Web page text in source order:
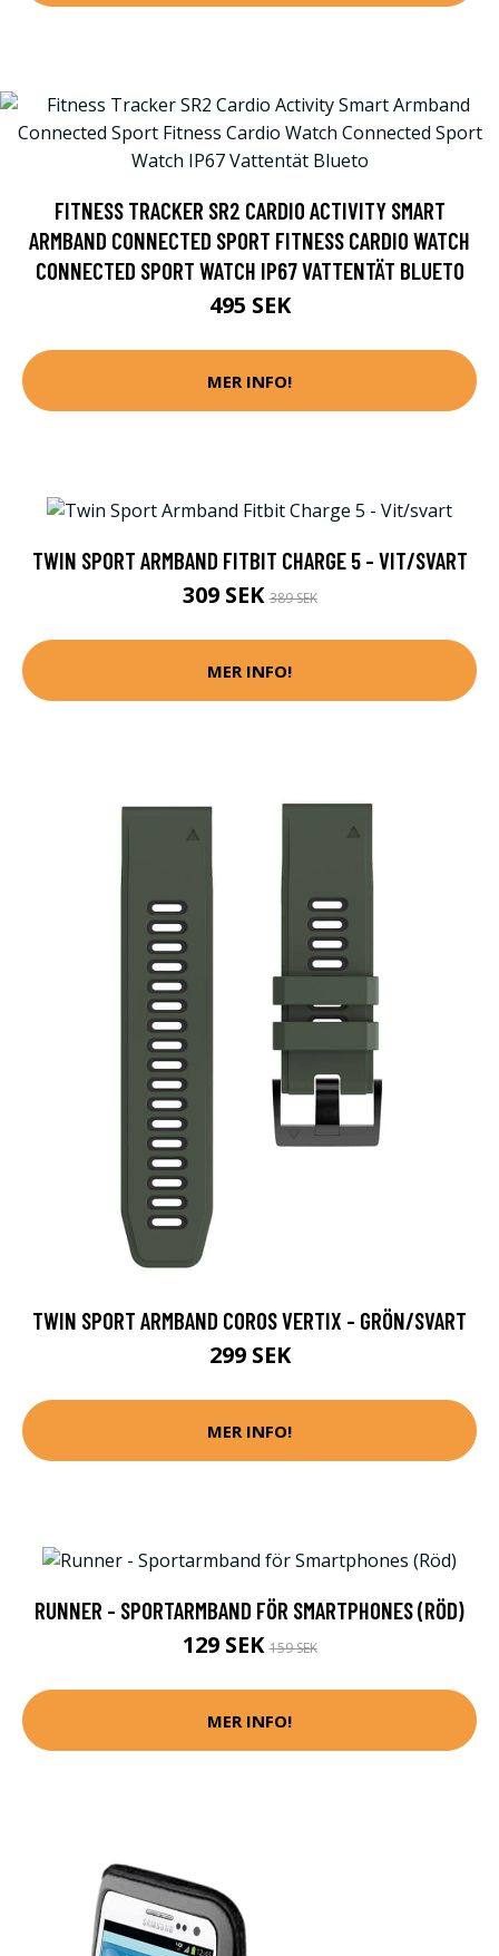
FITNESS TRACKER SR2 CARDIO ACTIVITY SMART
ARMBAND CONNECTED SPORT FITNESS CARDIO WATCH
CONNECTED SPORT WATCH IP67 VATTENTÄT BLUETO
495 SEK
MER INFO!
TWIN SPORT ARMBAND FITBIT CHARGE 5 - VIT/SVART
309 SEK389 SEK
MER INFO!
TWIN SPORT ARMBAND COROS VERTIX - GRÖN/SVART
299 SEK
MER INFO!
RUNNER - SPORTARMBAND FÖR SMARTPHONES (RÖD)
129 SEK159 SEK
MER INFO!